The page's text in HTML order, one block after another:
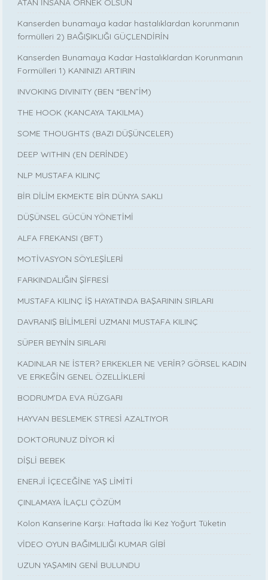
ATAN İNSANA ÖRNEK OLSUN
Kanserden bunamaya kadar hastalıklardan korunmanın
formülleri 2) BAĞIŞIKLIĞI GÜÇLENDİRİN
Kanserden Bunamaya Kadar Hastalıklardan Korunmanın
Formülleri 1) KANINIZI ARTIRIN
INVOKING DIVINITY (BEN “BEN”İM)
THE HOOK (KANCAYA TAKILMA)
SOME THOUGHTS (BAZI DÜŞÜNCELER)
DEEP WITHIN (EN DERİNDE)
NLP MUSTAFA KILINÇ
BİR DİLİM EKMEKTE BİR DÜNYA SAKLI
DÜŞÜNSEL GÜCÜN YÖNETİMİ
ALFA FREKANSI (BFT)
MOTİVASYON SÖYLEŞİLERİ
FARKINDALIĞIN ŞİFRESİ
MUSTAFA KILINÇ İŞ HAYATINDA BAŞARININ SIRLARI
DAVRANIŞ BİLİMLERİ UZMANI MUSTAFA KILINÇ
SÜPER BEYNİN SIRLARI
KADINLAR NE İSTER? ERKEKLER NE VERİR? GÖRSEL KADIN
VE ERKEĞİN GENEL ÖZELLİKLERİ
BODRUM’DA EVA RÜZGARI
HAYVAN BESLEMEK STRESİ AZALTIYOR
DOKTORUNUZ DİYOR Kİ
DİŞLİ BEBEK
ENERJİ İÇECEĞİNE YAŞ LİMİTİ
ÇINLAMAYA İLAÇLI ÇÖZÜM
Kolon Kanserine Karşı: Haftada İki Kez Yoğurt Tüketin
VİDEO OYUN BAĞIMLILIĞI KUMAR GİBİ
UZUN YAŞAMIN GENİ BULUNDU